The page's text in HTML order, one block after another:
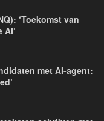
‘Toekomst van
met AI-agent: